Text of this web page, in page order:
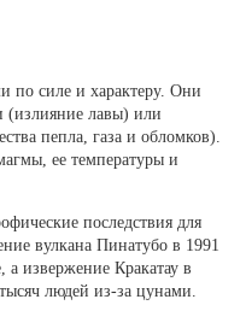
по силе и характеру. Они
(излияние лавы) или
пепла, газа и обломков).
ее температуры и
последствия для
вулкана Пинатубо в 1991
а извержение Кракатау в
людей из-за цунами.